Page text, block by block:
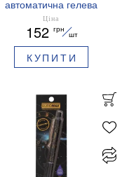
автоматична гелева
PRESTIGE GOLD 0,5 мм
сині чорнила BM.83101
Ціна
152 грн
шт
КУПИТИ